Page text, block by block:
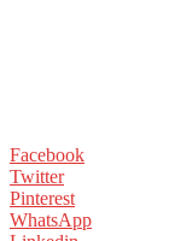
Facebook
Twitter
Pinterest
WhatsApp